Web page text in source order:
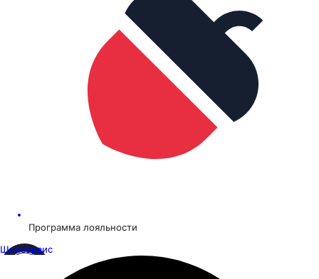
Программа лояльности
Шинсервис